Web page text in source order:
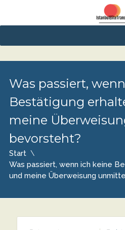
Was passiert,
Bestätigung
meine
bevorsteht?
Start
Was passiert, wenn ich keine
und meine Überweisung